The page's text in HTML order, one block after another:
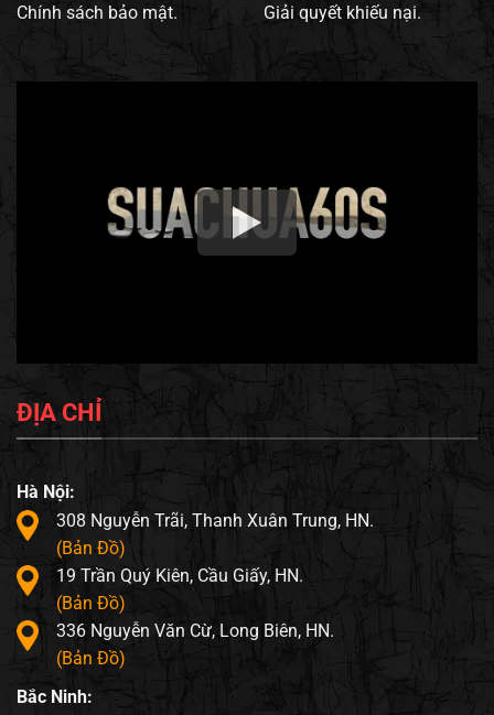
Chính sách bảo mật. Giải quyết khiếu nại.
ĐỊA CHỈ
Hà Nội:
308 Nguyễn Trãi, Thanh Xuân Trung, HN.
(Bản Đồ)
19 Trần Quý Kiên, Cầu Giấy, HN.
(Bản Đồ)
336 Nguyễn Văn Cừ, Long Biên, HN.
(Bản Đồ)
Bắc Ninh: